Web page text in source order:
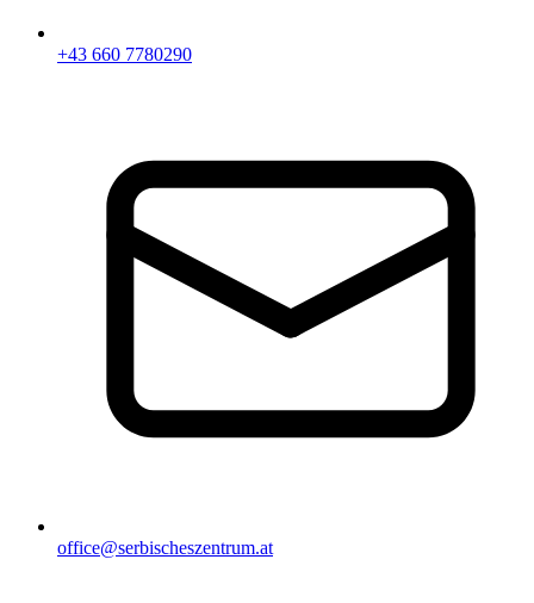
+43 660 7780290
office@serbischeszentrum.at